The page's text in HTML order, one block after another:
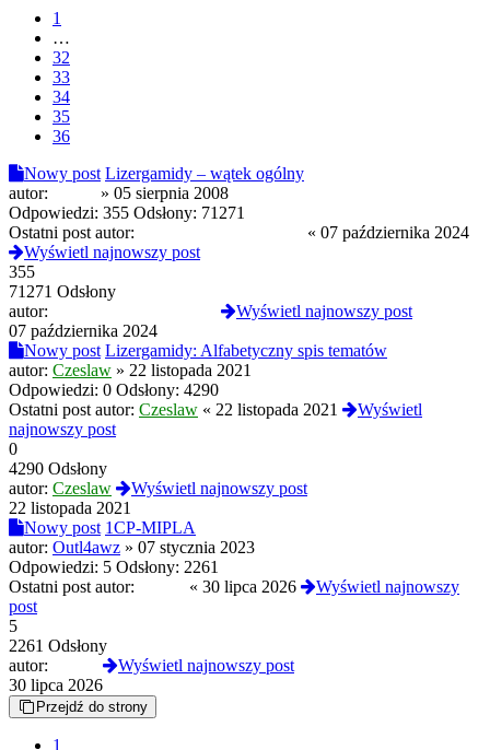
1
…
32
33
34
35
36
Nowy post Lizergamidy – wątek ogólny
autor:
» 05 sierpnia 2008
Odpowiedzi: 355 Odsłony: 71271
Ostatni post autor:
« 07 października 2024
Wyświetl najnowszy post
355
71271 Odsłony
autor:
Wyświetl najnowszy post
07 października 2024
Nowy post Lizergamidy: Alfabetyczny spis tematów
autor: Czeslaw » 22 listopada 2021
Odpowiedzi: 0 Odsłony: 4290
Ostatni post autor: Czeslaw « 22 listopada 2021
Wyświetl
najnowszy post
0
4290 Odsłony
autor: Czeslaw
Wyświetl najnowszy post
22 listopada 2021
Nowy post 1CP-MIPLA
autor: Outl4awz » 07 stycznia 2023
Odpowiedzi: 5 Odsłony: 2261
Ostatni post autor:
« 30 lipca 2026
Wyświetl najnowszy
post
5
2261 Odsłony
autor:
Wyświetl najnowszy post
30 lipca 2026
Przejdź do strony
1